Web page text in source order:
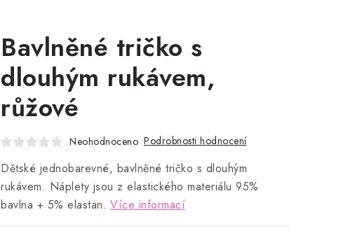
Bavlněné tričko s
dlouhým rukávem,
růžové
Neohodnoceno Podrobnosti hodnocení
Dětské jednobarevné, bavlněné tričko s dlouhým
rukávem. Náplety jsou z elastického materiálu 95%
bavlna + 5% elastan. Více informací